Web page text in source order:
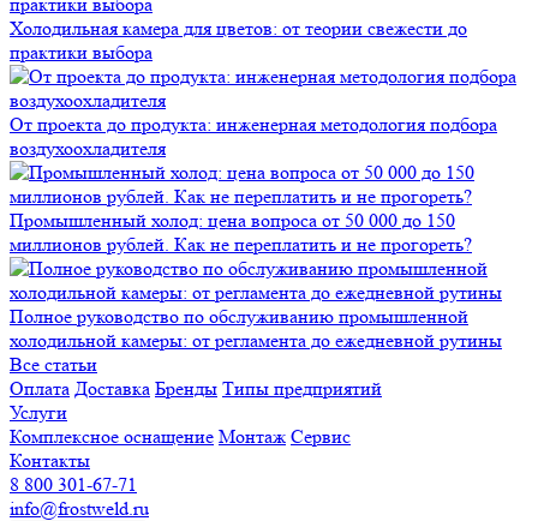
Холодильная камера для цветов: от теории свежести до
практики выбора
От проекта до продукта: инженерная методология подбора
воздухоохладителя
Промышленный холод: цена вопроса от 50 000 до 150
миллионов рублей. Как не переплатить и не прогореть?
Полное руководство по обслуживанию промышленной
холодильной камеры: от регламента до ежедневной рутины
Все статьи
Оплата Доставка Бренды Типы предприятий
Услуги
Комплексное оснащение Монтаж Сервис
Контакты
8 800 301-67-71
info@frostweld.ru